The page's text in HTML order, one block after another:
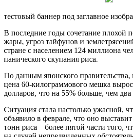
тестовый баннер под заглавное
В последние годы сочетание плохой
жары, угроз тайфунов и
стране с населением 124 миллиона
панического скупания риса.
По данным японского
цена 60-килограммового мешка
долларов, что на 55% больше, чем два
Ситуация стала настолько ужасной,
объявило в феврале, что оно
тонн риса – более пятой части того,